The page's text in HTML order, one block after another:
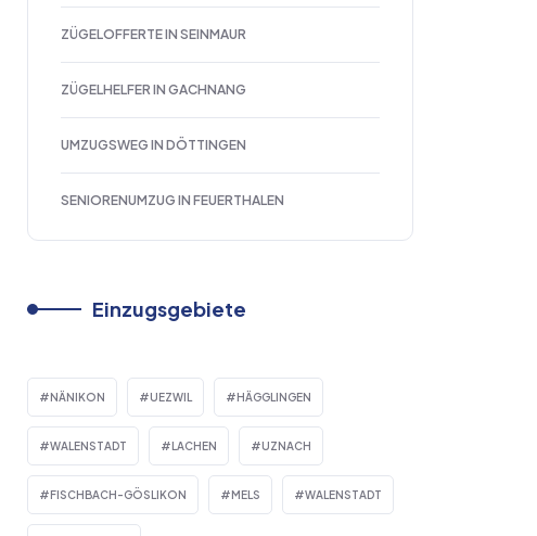
ZÜGELOFFERTE IN SEINMAUR
ZÜGELHELFER IN GACHNANG
UMZUGSWEG IN DÖTTINGEN
SENIORENUMZUG IN FEUERTHALEN
Einzugsgebiete
NÄNIKON UEZWIL HÄGGLINGEN
WALENSTADT LACHEN UZNACH
FISCHBACH-GÖSLIKON MELS WALENSTADT